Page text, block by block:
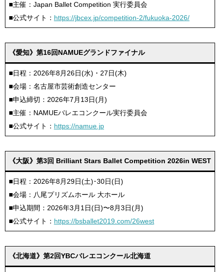
■主催：Japan Ballet Competition 実行委員会
■公式サイト： https://jbcex.jp/competition-2/fukuoka-2026/
《愛知》第16回NAMUEグランドファイナル
■日程：2026年8月26日(水)・27日(木)
■会場：名古屋市芸術創造センター
■申込締切：2026年7月13日(月)
■主催：NAMUEバレエコンクール実行委員会
■公式サイト： https://namue.jp
《大阪》第3回 Brilliant Stars Ballet Competition 2026in WEST
■日程：2026年8月29日(土)･30日(日)
■会場：八尾プリズムホール 大ホール
■申込期間：2026年3月1日(日)〜8月3日(月)
■公式サイト： https://bsballet2019.com/26west
《北海道》第2回YBCバレエコンクール北海道